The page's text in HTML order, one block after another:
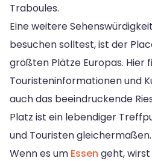
Traboules.
Eine weitere
besuchen solltest, ist der
größten Plätze Europas. Hier
Touristeninformationen und
auch das beeindruckende
Platz ist ein lebendiger
und Touristen gleichermaßen.
Wenn es um Essen geht, wirst